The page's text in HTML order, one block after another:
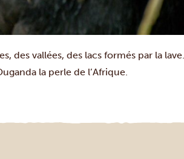
des vallées, des lacs formés par la lave.
la perle de l’Afrique.